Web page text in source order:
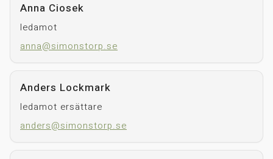
Anna Ciosek
ledamot
anna@simonstorp.se
Anders Lockmark
ledamot ersättare
anders@simonstorp.se